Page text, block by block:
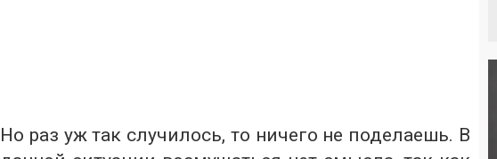
Но раз уж так случилось, то ничего не поделаешь. В